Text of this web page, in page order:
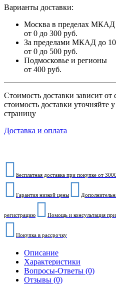
Варианты доставки:
Москва в пределах МКАД
от 0 до 300 руб.
За пределами МКАД до
от 0 до 500 руб.
Подмосковье и регионы
от 400 руб.
Стоимость доставки зависит
стоимость доставки уточняйте
страницу
Доставка и оплата
Бесплатная доставка при покупке от
Гарантия низкой цены
регистрацию Помощь и консультация
Покупка в рассрочку
Описание
Характеристики
Вопросы-Ответы (0)
Отзывы (0)